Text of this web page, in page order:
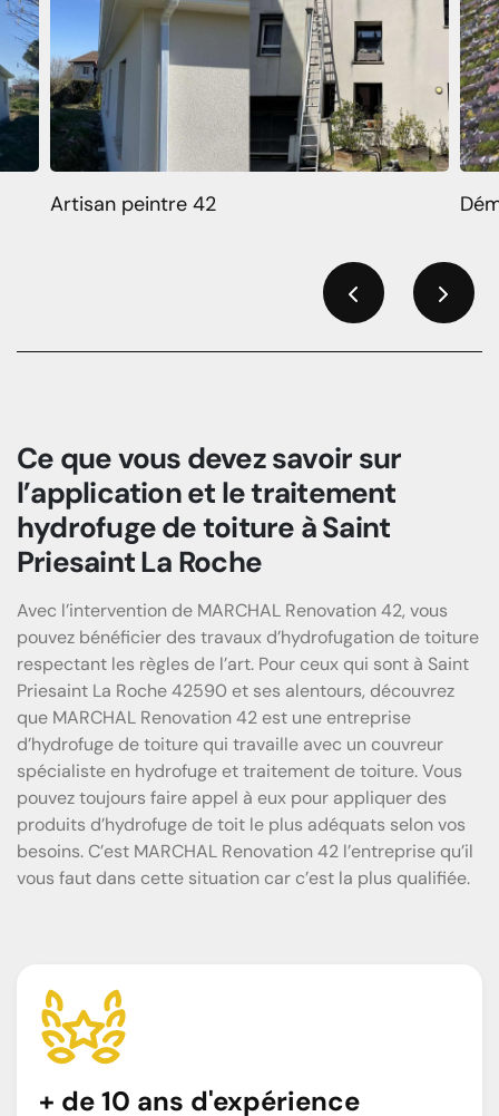
Artisan peintre 42
Ce que vous devez savoir sur
l’application et le traitement
hydrofuge de toiture à Saint
Priesaint La Roche
Avec l’intervention de MARCHAL Renovation 42, vous
pouvez bénéficier des travaux d’hydrofugation de toiture
respectant les règles de l’art. Pour ceux qui sont à Saint
Priesaint La Roche 42590 et ses alentours, découvrez
que MARCHAL Renovation 42 est une entreprise
d’hydrofuge de toiture qui travaille avec un couvreur
spécialiste en hydrofuge et traitement de toiture. Vous
pouvez toujours faire appel à eux pour appliquer des
produits d’hydrofuge de toit le plus adéquats selon vos
besoins. C’est MARCHAL Renovation 42 l’entreprise qu’il
vous faut dans cette situation car c’est la plus qualifiée.
+ de 10 ans d'expérience